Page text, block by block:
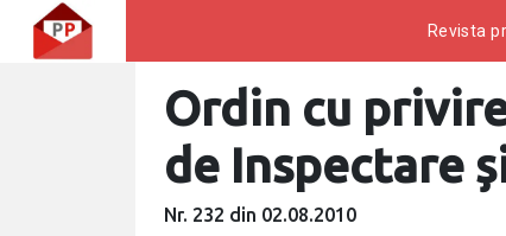
Revista
Ordin cu
de Inspectare
Nr. 232 din 02.08.2010